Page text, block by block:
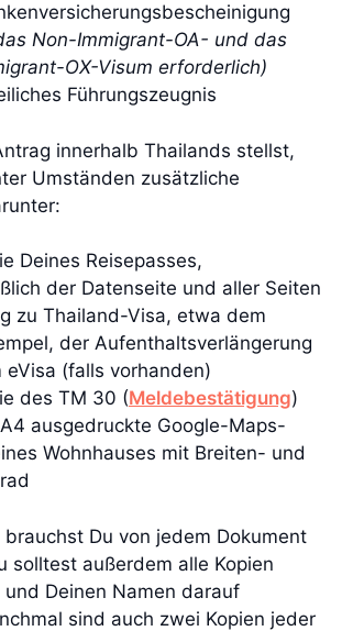
Non-Immigrant-OA- und das
OX-Visum erforderlich)
Führungszeugnis
innerhalb Thailands stellst,
Umständen zusätzliche
Deines Reisepasses,
der Datenseite und aller Seiten
zu Thailand-Visa, etwa dem
der Aufenthaltsverlängerung
eVisa (falls vorhanden)
des TM 30 (Meldebestätigung)
ausgedruckte Google-Maps-
Wohnhauses mit Breiten- und
Du von jedem Dokument
solltest außerdem alle Kopien
Deinen Namen darauf
sind auch zwei Kopien jeder